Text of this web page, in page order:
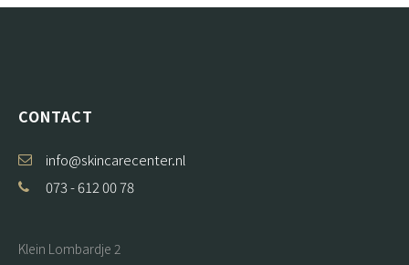
CONTACT
info@skincarecenter.nl
073 - 612 00 78
Klein Lombardje 2